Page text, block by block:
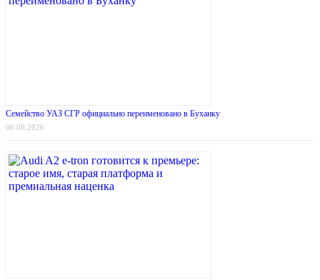
Семейство УАЗ СГР официально переименовано в Буханку
06.08.2026